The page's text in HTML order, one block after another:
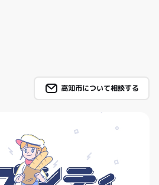
高知市について相談する